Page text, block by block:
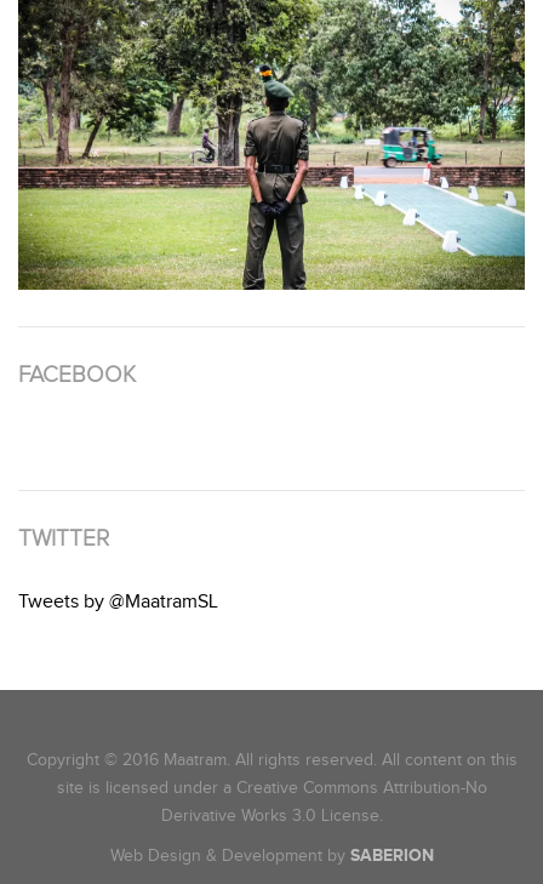
FACEBOOK
TWITTER
Tweets by @MaatramSL
Copyright © 2016 Maatram. All rights reserved. All content on this
site is licensed under a Creative Commons Attribution-No
Derivative Works 3.0 License.
Web Design & Development by SABERION